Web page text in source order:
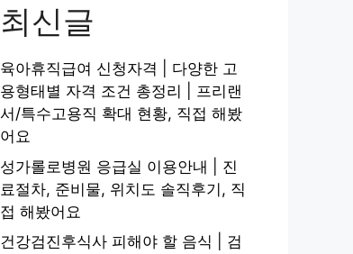
최신글
육아휴직급여 신청자격 | 다양한 고
용형태별 자격 조건 총정리 | 프리랜
서/특수고용직 확대 현황, 직접 해봤
어요
성가롤로병원 응급실 이용안내 | 진
료절차, 준비물, 위치도 솔직후기, 직
접 해봤어요
건강검진후식사 피해야 할 음식 | 검